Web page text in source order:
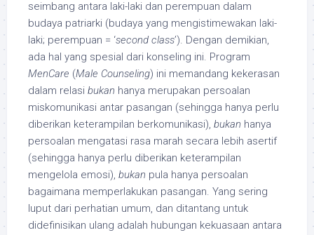
seimbang antara laki-laki dan perempuan dalam
budaya patriarki (budaya yang mengistimewakan laki-
laki; perempuan = ‘second class’). Dengan demikian,
ada hal yang spesial dari konseling ini. Program
MenCare (Male Counseling) ini memandang kekerasan
dalam relasi bukan hanya merupakan persoalan
miskomunikasi antar pasangan (sehingga hanya perlu
diberikan keterampilan berkomunikasi), bukan hanya
persoalan mengatasi rasa marah secara lebih asertif
(sehingga hanya perlu diberikan keterampilan
mengelola emosi), bukan pula hanya persoalan
bagaimana memperlakukan pasangan. Yang sering
luput dari perhatian umum, dan ditantang untuk
didefinisikan ulang adalah hubungan kekuasaan antara